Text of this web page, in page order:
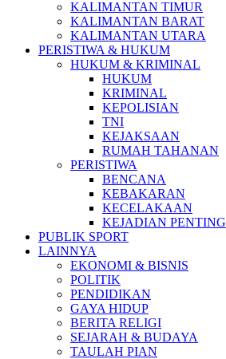
KALIMANTAN TIMUR
KALIMANTAN BARAT
KALIMANTAN UTARA
PERISTIWA & HUKUM
HUKUM & KRIMINAL
HUKUM
KRIMINAL
KEPOLISIAN
TNI
KEJAKSAAN
RUMAH TAHANAN
PERISTIWA
BENCANA
KEBAKARAN
KECELAKAAN
KEJADIAN PENTING
PUBLIK SPORT
LAINNYA
EKONOMI & BISNIS
POLITIK
PENDIDIKAN
GAYA HIDUP
BERITA RELIGI
SEJARAH & BUDAYA
TAULAH PIAN